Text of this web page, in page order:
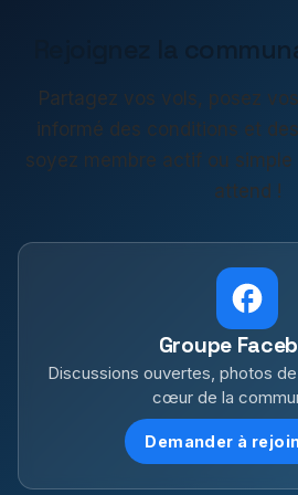
Rejoignez la
Partagez vos vols, posez
informé des conditions et
soyez membre actif ou
attend !
Groupe
Discussions ouvertes, photos
cœur de la
Demander à